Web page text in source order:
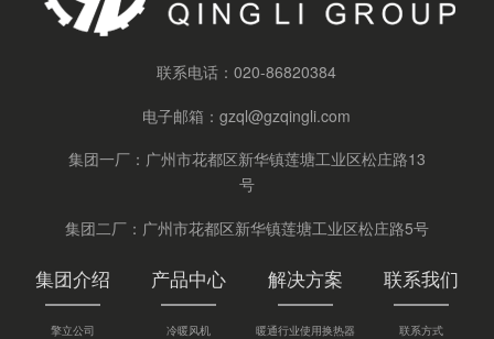
联系电话：020-86820384
电子邮箱：gzql@gzqingli.com
集团一厂：广州市花都区新华镇莲塘工业区松庄路13
号
集团二厂：广州市花都区新华镇莲塘工业区松庄路5号
集团介绍
擎立公司
产品中心
冷暖风机
解决方案
暖通行业使用换热器
联系我们
联系方式